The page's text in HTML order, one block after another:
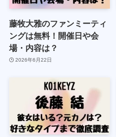
藤牧大雅のファンミーティ
ングは無料！開催日や会
場・内容は？
2026年6月22日